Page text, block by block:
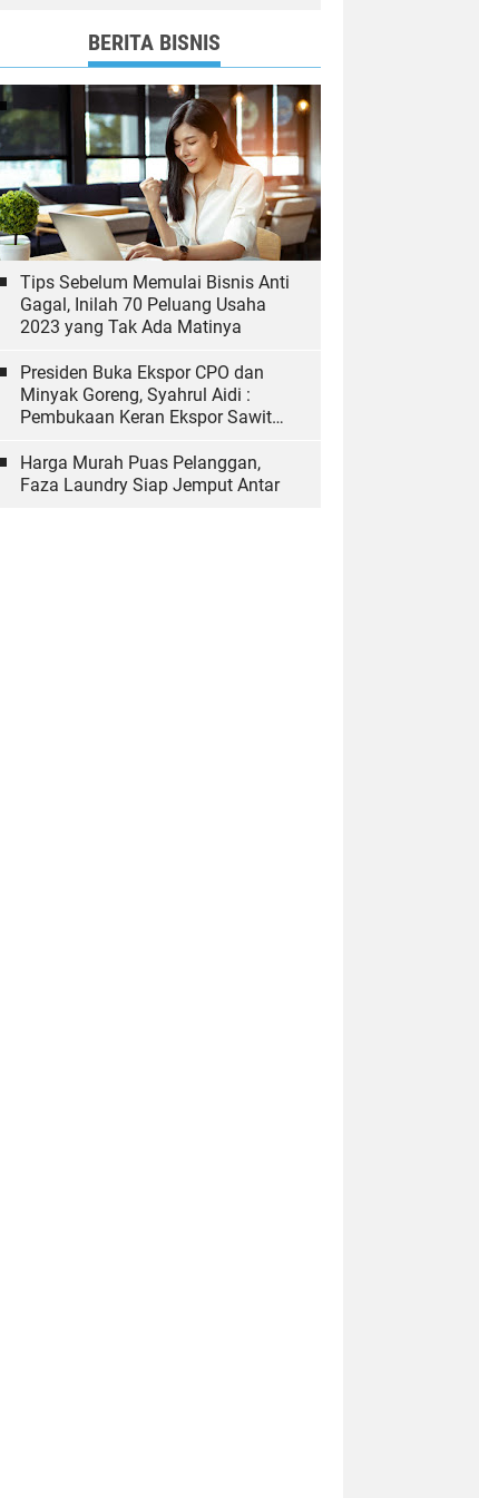
BERITA BISNIS
Tips Sebelum Memulai Bisnis Anti
Gagal, Inilah 70 Peluang Usaha
2023 yang Tak Ada Matinya
Presiden Buka Ekspor CPO dan
Minyak Goreng, Syahrul Aidi :
Pembukaan Keran Ekspor Sawit
Harga Murah Puas Pelanggan,
Faza Laundry Siap Jemput Antar